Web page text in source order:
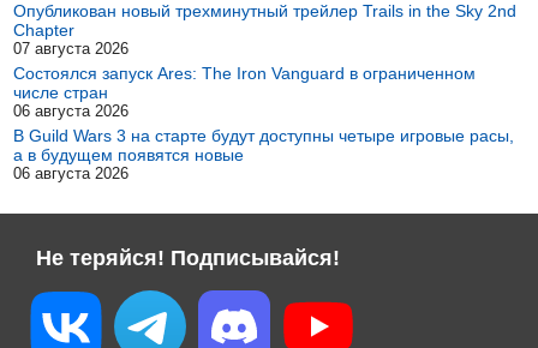
Опубликован новый трехминутный трейлер Trails in the Sky 2nd
Chapter
07 августа 2026
Состоялся запуск Ares: The Iron Vanguard в ограниченном
числе стран
06 августа 2026
В Guild Wars 3 на старте будут доступны четыре игровые расы,
а в будущем появятся новые
06 августа 2026
Не теряйся! Подписывайся!